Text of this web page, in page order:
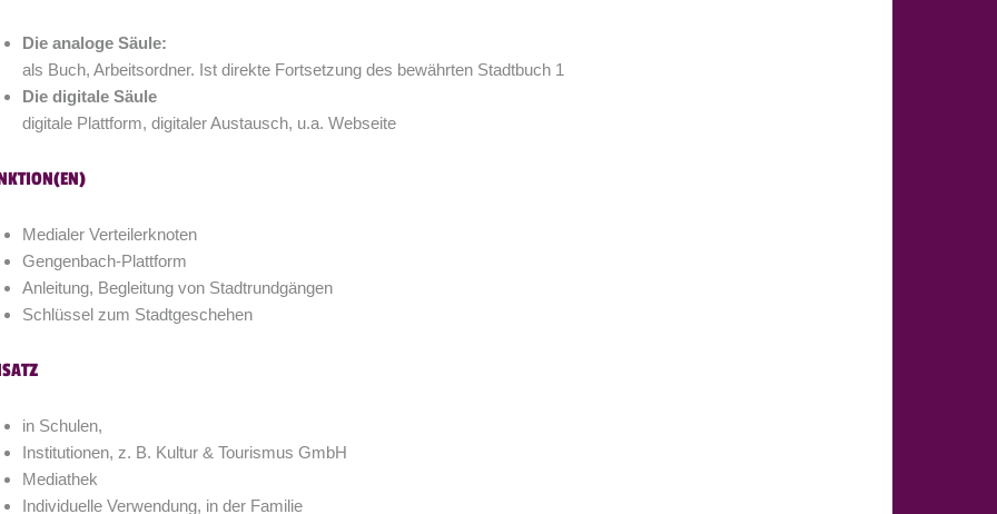
Die analoge Säule:
als Buch, Arbeitsordner. Ist direkte Fortsetzung des bewährten Stadtbuch 1
Die digitale Säule
digitale Plattform, digitaler Austausch, u.a. Webseite
Medialer Verteilerknoten
Gengenbach-Plattform
Anleitung, Begleitung von Stadtrundgängen
Schlüssel zum Stadtgeschehen
in Schulen,
Institutionen, z. B. Kultur & Tourismus GmbH
Mediathek
Individuelle Verwendung, in der Familie